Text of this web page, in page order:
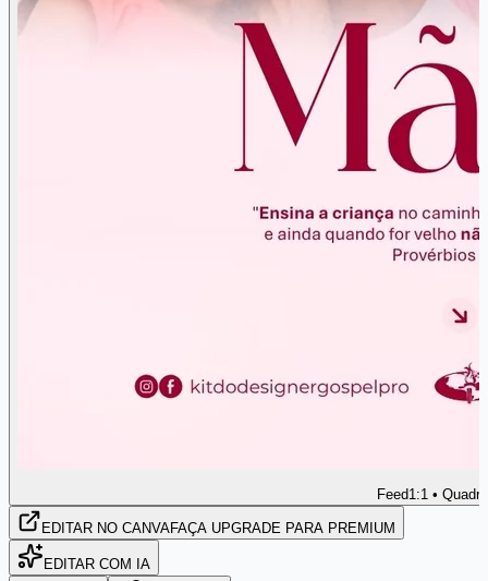
Feed1:1 •
EDITAR NO CANVAFAÇA UPGRADE PARA PREMIUM
EDITAR COM IA